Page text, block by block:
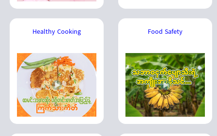
Healthy Cooking Food Safety